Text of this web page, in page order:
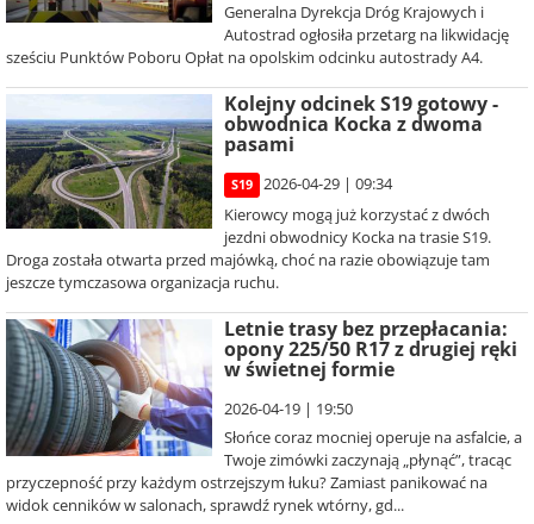
Generalna Dyrekcja Dróg Krajowych i
Autostrad ogłosiła przetarg na likwidację
sześciu Punktów Poboru Opłat na opolskim odcinku autostrady A4.
Kolejny odcinek S19 gotowy -
obwodnica Kocka z dwoma
pasami
S19
2026-04-29 | 09:34
Kierowcy mogą już korzystać z dwóch
jezdni obwodnicy Kocka na trasie S19.
Droga została otwarta przed majówką, choć na razie obowiązuje tam
jeszcze tymczasowa organizacja ruchu.
Letnie trasy bez przepłacania:
opony 225/50 R17 z drugiej ręki
w świetnej formie
2026-04-19 | 19:50
Słońce coraz mocniej operuje na asfalcie, a
Twoje zimówki zaczynają „płynąć”, tracąc
przyczepność przy każdym ostrzejszym łuku? Zamiast panikować na
widok cenników w salonach, sprawdź rynek wtórny, gd...